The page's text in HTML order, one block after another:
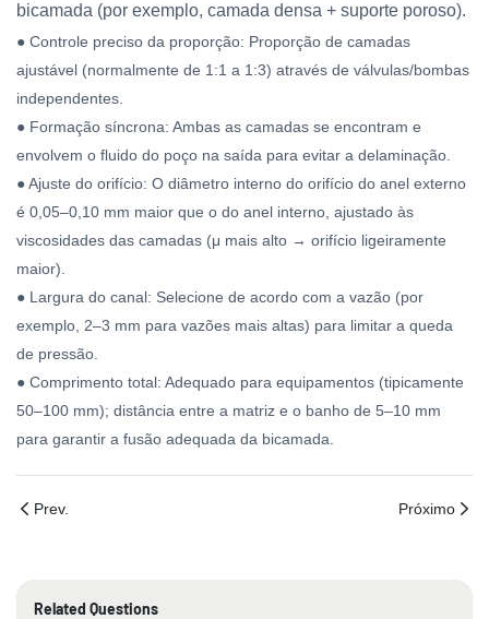
bicamada (por exemplo, camada densa + suporte poroso).
● Controle preciso da proporção: Proporção de camadas
ajustável (normalmente de 1:1 a 1:3) através de válvulas/bombas
independentes.
● Formação síncrona: Ambas as camadas se encontram e
envolvem o fluido do poço na saída para evitar a delaminação.
● Ajuste do orifício: O diâmetro interno do orifício do anel externo
é 0,05–0,10 mm maior que o do anel interno, ajustado às
viscosidades das camadas (μ mais alto → orifício ligeiramente
maior).
● Largura do canal: Selecione de acordo com a vazão (por
exemplo, 2–3 mm para vazões mais altas) para limitar a queda
de pressão.
● Comprimento total: Adequado para equipamentos (tipicamente
50–100 mm); distância entre a matriz e o banho de 5–10 mm
para garantir a fusão adequada da bicamada.
Prev. Próximo
Related Questions